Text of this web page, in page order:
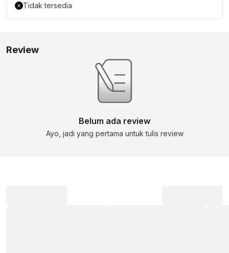
Tidak tersedia
Review
Belum ada review
Ayo, jadi yang pertama untuk tulis review